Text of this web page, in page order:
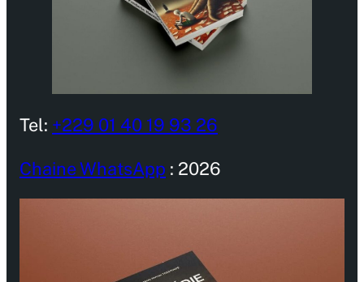
Tel: +229 01 40 19 93 26
Chaine WhatsApp : 2026